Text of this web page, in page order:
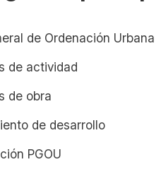
de Ordenación Urbana
de actividad
de obra
de desarrollo
PGOU